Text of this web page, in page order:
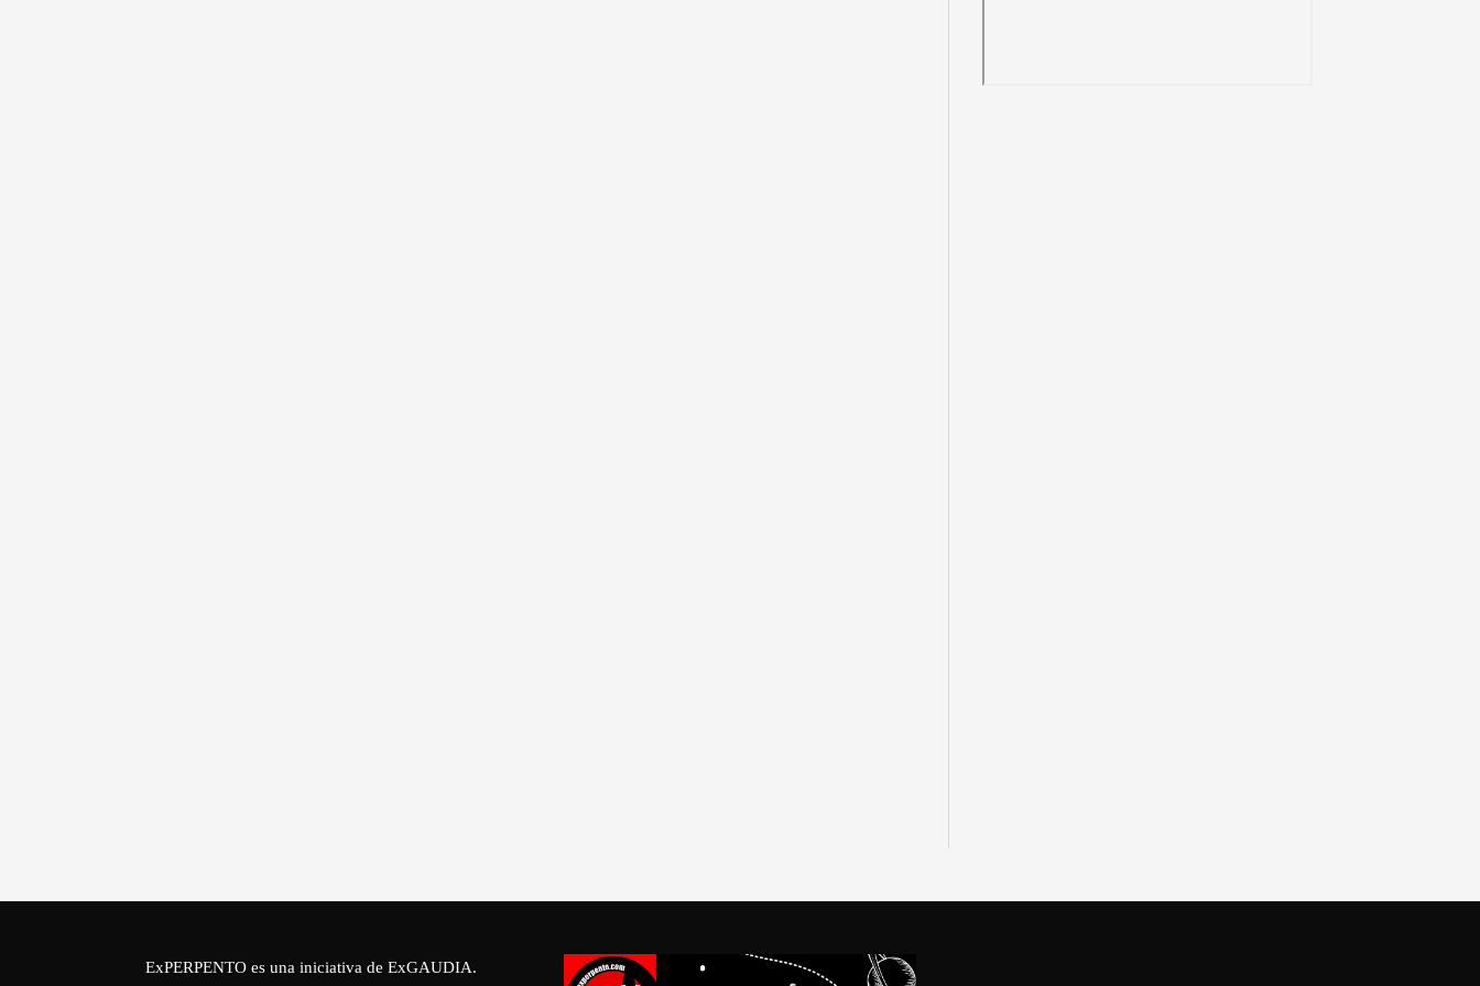
ExPERPENTO es una iniciativa de ExGAUDIA.